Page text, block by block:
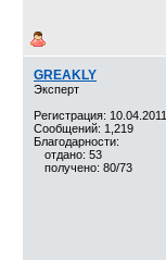
GREAKLY
Эксперт
Регистрация: 10.04.2011
Сообщений: 1,219
Благодарности:
отдано: 53
получено: 80/73